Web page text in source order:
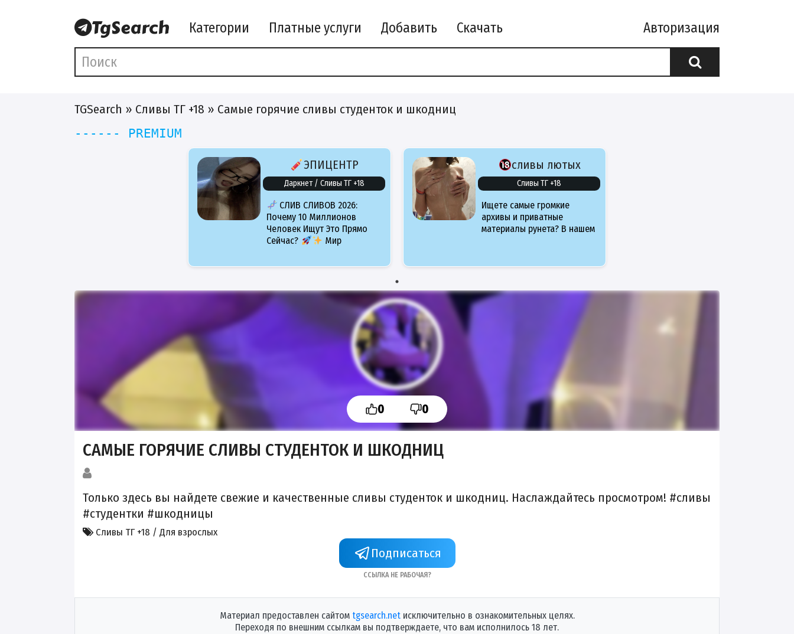
Категории Платные услуги Добавить Скачать Авторизация
TGSearch » Сливы ТГ +18 » Самые горячие сливы студенток и шкодниц
------ PREMIUM
ЭПИЦЕНТР
Даркнет / Сливы ТГ +18
СЛИВ СЛИВОВ 2026:
Почему 10 Миллионов
Человек Ищут Это Прямо
Сейчас?
Мир
сливы лютых
Сливы ТГ +18
Ищете самые громкие
архивы и приватные
материалы рунета? В нашем
0 0
САМЫЕ ГОРЯЧИЕ СЛИВЫ СТУДЕНТОК И ШКОДНИЦ
Только здесь вы найдете свежие и качественные сливы студенток и шкодниц. Наслаждайтесь просмотром! #сливы
#студентки #шкодницы
Сливы ТГ +18 / Для взрослых
Подписаться
Ссылка не рабочая?
Материал предоставлен сайтом tgsearch.netисключительно в ознакомительных целях.
Переходя по внешним ссылкам вы подтверждаете, что вам исполнилось 18 лет.